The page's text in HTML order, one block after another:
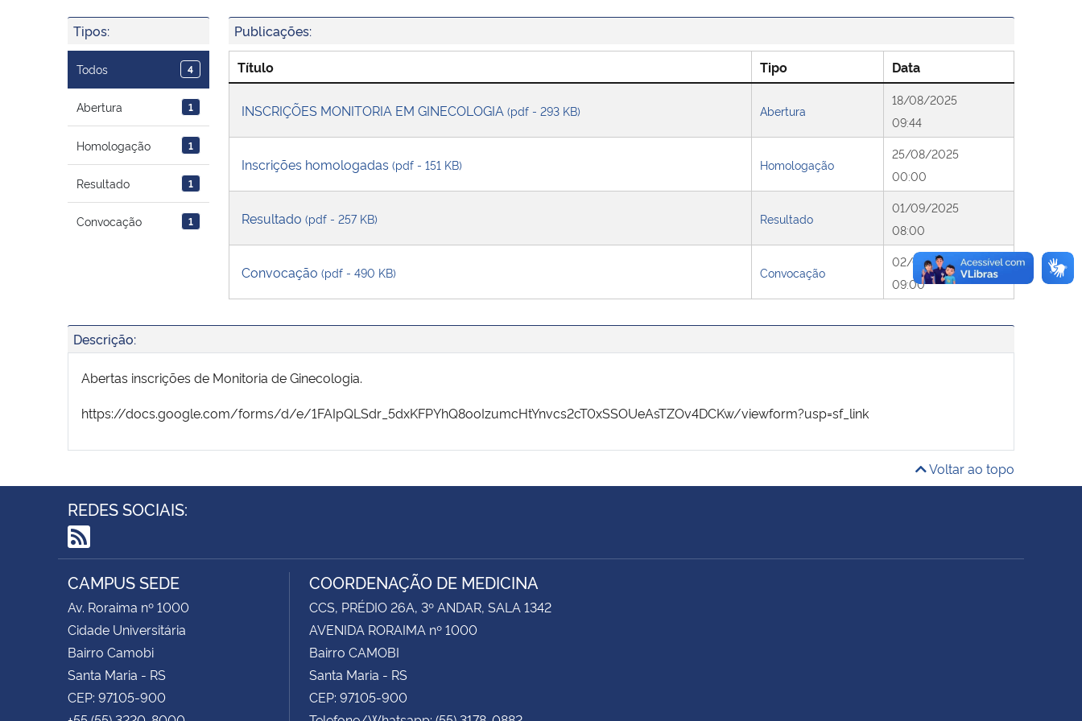
Tipos:
Todos 4
Abertura 1
Homologação 1
Resultado 1
Convocação 1
Publicações:
Título Tipo Data
INSCRIÇÕES MONITORIA EM GINECOLOGIA (pdf - 293 KB) Abertura
18/08/2025
09:44
Inscrições homologadas (pdf - 151 KB) Homologação
25/08/2025
00:00
Resultado (pdf - 257 KB) Resultado
01/09/2025
08:00
Convocação (pdf - 490 KB) Convocação
02/09/2025
09:00
Descrição:
Abertas inscrições de Monitoria de Ginecologia.
https://docs.google.com/forms/d/e/1FAIpQLSdr_5dxKFPYhQ8ooIzumcHtYnvcs2cT0xSSOUeAsTZOv4DCKw/viewform?usp=sf_link
Voltar ao topo
REDES SOCIAIS:
RSS
CAMPUS SEDE
Av. Roraima nº 1000
Cidade Universitária
Bairro Camobi
Santa Maria - RS
CEP: 97105-900
COORDENAÇÃO DE MEDICINA
CCS, PRÉDIO 26A, 3º ANDAR, SALA 1342
AVENIDA RORAIMA nº 1000
Bairro CAMOBI
Santa Maria - RS
CEP: 97105-900